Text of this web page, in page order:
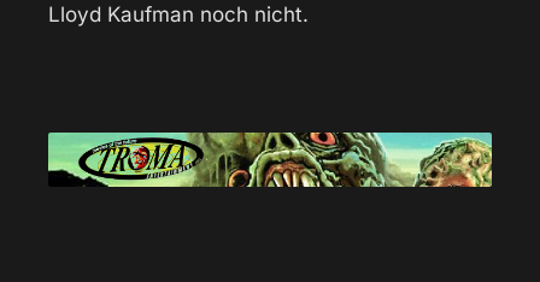
Lloyd Kaufman noch nicht.